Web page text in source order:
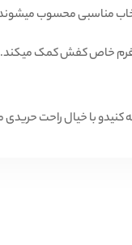
مناسبی محسوب
فرم خاص کفش کمک
با خیال راحت